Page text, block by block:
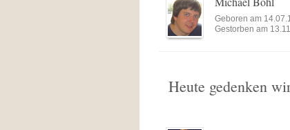
Geboren am
Gestorben am
Heute gedenken